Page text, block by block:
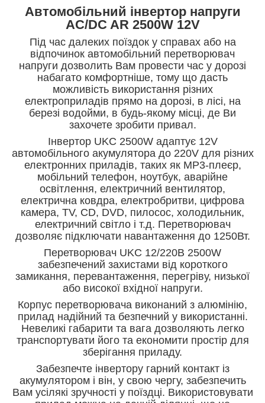
Автомобільний інвертор напруги
AC/DC AR 2500W 12V
Під час далеких поїздок у справах або на
відпочинок автомобільний перетворювач
напруги дозволить Вам провести час у дорозі
набагато комфортніше, тому що дасть
можливість використання різних
електроприладів прямо на дорозі, в лісі, на
березі водойми, в будь-якому місці, де Ви
захочете зробити привал.
Інвертор UKC 2500W адаптує 12V
автомобільного акумулятора до 220V для різних
електронних приладів, таких як MP3-плеєр,
мобільний телефон, ноутбук, аварійне
освітлення, електричний вентилятор,
електрична ковдра, електробритви, цифрова
камера, TV, CD, DVD, пилосос, холодильник,
електричний світло і т.д. Перетворювач
дозволяє підключати навантаження до 1250Вт.
Перетворювач UKC 12/220В 2500W
забезпечений захистами від короткого
замикання, перевантаження, перегріву, низької
або високої вхідної напруги.
Корпус перетворювача виконаний з алюмінію,
прилад надійний та безпечний у використанні.
Невеликі габарити та вага дозволяють легко
транспортувати його та економити простір для
зберігання приладу.
Забезпечте інвертору гарний контакт із
акумулятором і він, у свою чергу, забезпечить
Вам усілякі зручності у поїздці. Використовувати